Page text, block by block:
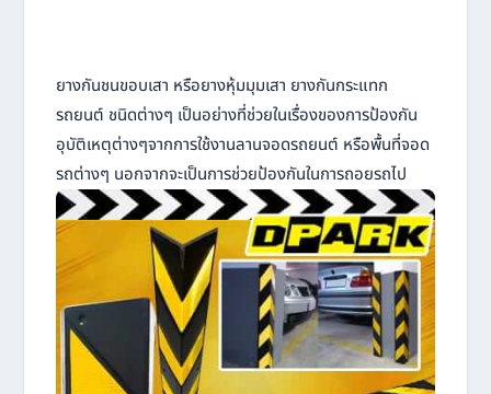
ยางกันชนขอบเสา หรือยางหุ้มมุมเสา ยางกันกระแทก
รถยนต์ ชนิดต่างๆ เป็นอย่างที่ช่วยในเรื่องของการป้องกัน
อุบัติเหตุต่างๆจากการใช้งานลานจอดรถยนต์ หรือพื้นที่จอด
รถต่างๆ นอกจากจะเป็นการช่วยป้องกันในการถอยรถไป